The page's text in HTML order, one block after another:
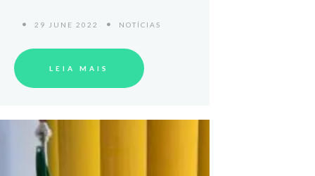
29 JUNE 2022 NOTÍCIAS
LEIA MAIS